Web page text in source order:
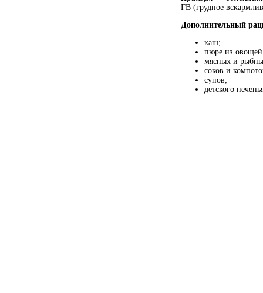
ГВ (грудное
Дополнительный
каш;
пюре из
мясных и
соков и
супов;
детского